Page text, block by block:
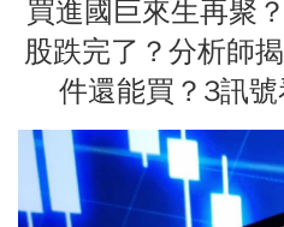
買進國巨來生再聚
股跌完了？分析師
件還能買？3訊